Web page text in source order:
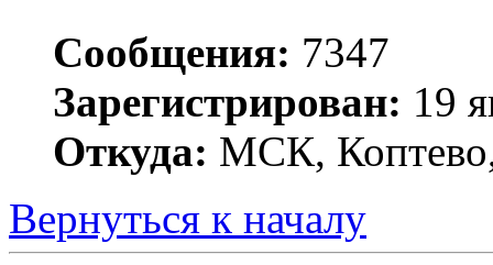
Сообщения: 7347
Зарегистрирован: 19
Откуда: МСК,
Вернуться к началу